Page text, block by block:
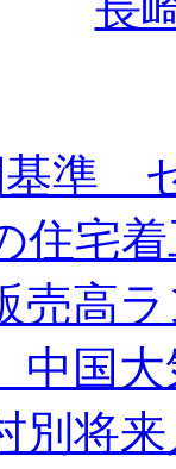
基準
住宅
売高
国大
別将